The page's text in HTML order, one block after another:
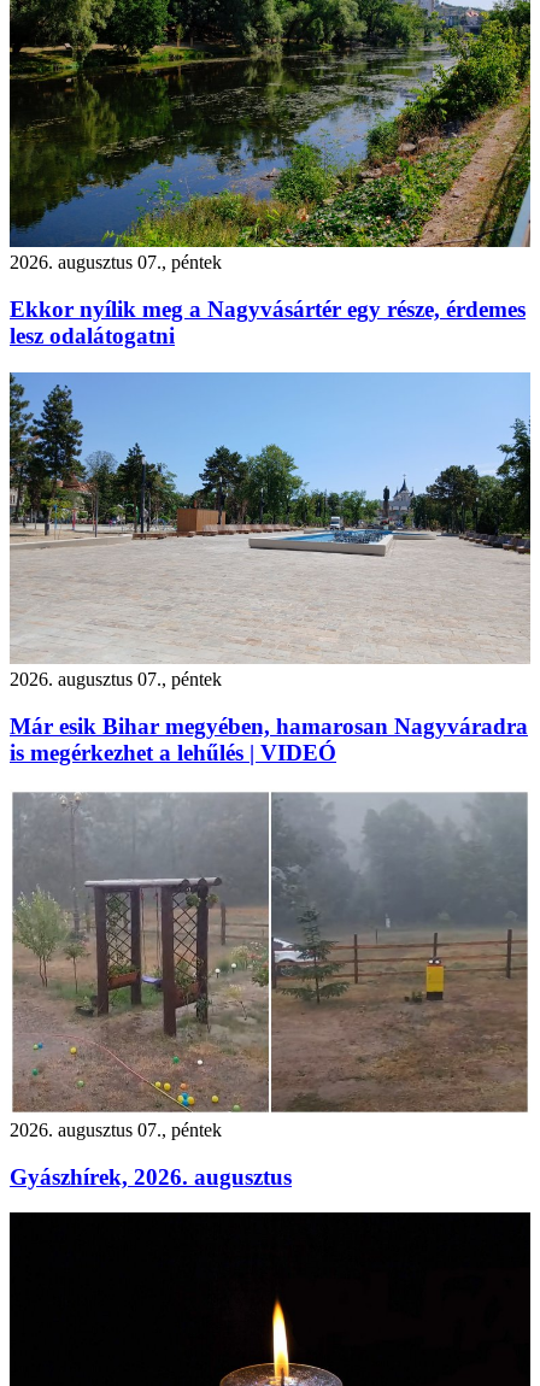
2026. augusztus 07., péntek
Ekkor nyílik meg a Nagyvásártér egy része, érdemes
lesz odalátogatni
2026. augusztus 07., péntek
Már esik Bihar megyében, hamarosan Nagyváradra
is megérkezhet a lehűlés | VIDEÓ
2026. augusztus 07., péntek
Gyászhírek, 2026. augusztus